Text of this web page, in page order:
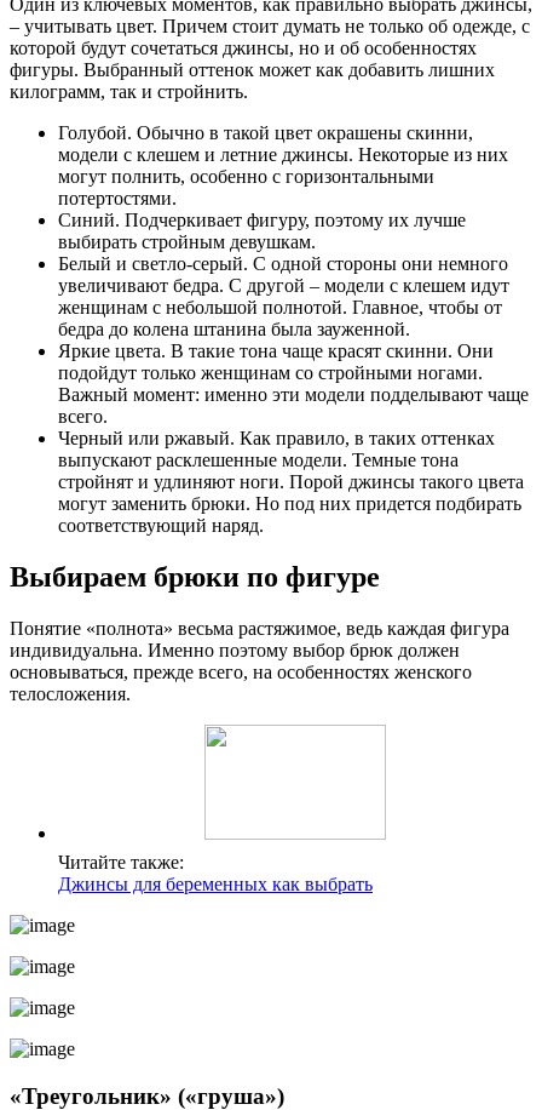
Один из ключевых моментов, как правильно выбрать джинсы,
– учитывать цвет. Причем стоит думать не только об одежде, с
которой будут сочетаться джинсы, но и об особенностях
фигуры. Выбранный оттенок может как добавить лишних
килограмм, так и стройнить.
Голубой. Обычно в такой цвет окрашены скинни,
модели с клешем и летние джинсы. Некоторые из них
могут полнить, особенно с горизонтальными
потертостями.
Синий. Подчеркивает фигуру, поэтому их лучше
выбирать стройным девушкам.
Белый и светло-серый. С одной стороны они немного
увеличивают бедра. С другой – модели с клешем идут
женщинам с небольшой полнотой. Главное, чтобы от
бедра до колена штанина была зауженной.
Яркие цвета. В такие тона чаще красят скинни. Они
подойдут только женщинам со стройными ногами.
Важный момент: именно эти модели подделывают чаще
всего.
Черный или ржавый. Как правило, в таких оттенках
выпускают расклешенные модели. Темные тона
стройнят и удлиняют ноги. Порой джинсы такого цвета
могут заменить брюки. Но под них придется подбирать
соответствующий наряд.
Выбираем брюки по фигуре
Понятие «полнота» весьма растяжимое, ведь каждая фигура
индивидуальна. Именно поэтому выбор брюк должен
основываться, прежде всего, на особенностях женского
телосложения.
Читайте также:
Джинсы для беременных как выбрать
«Треугольник» («груша»)